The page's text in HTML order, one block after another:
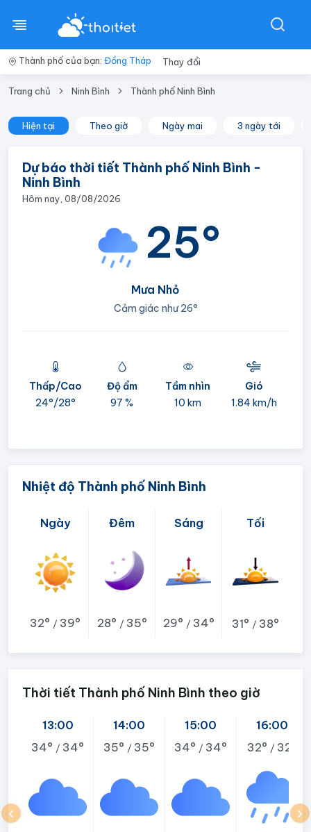
Thành phố của bạn: Đồng Tháp Thay đổi
Trang chủ Ninh Bình Thành phố Ninh Bình
Hiện tại Theo giờ Ngày mai 3 ngày tới
Dự báo thời tiết Thành phố Ninh Bình -
Ninh Bình
Hôm nay, 08/08/2026
25°
Mưa Nhỏ
Cảm giác như26°
Thấp/Cao
24°/28°
Độ ẩm
97 %
Tầm nhìn
10 km
Gió
1.84 km/h
Nhiệt độ Thành phố Ninh Bình
Ngày
32° / 39°
Đêm
28° / 35°
Sáng
29° / 34°
Tối
31° / 38°
Thời tiết Thành phố Ninh Bình theo giờ
13:00
34° / 34°
14:00
35° / 35°
15:00
34° / 34°
16:00
32° / 32°